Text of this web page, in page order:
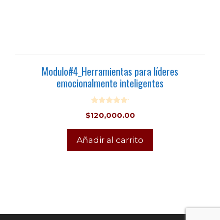
Modulo#4_Herramientas para líderes
emocionalmente inteligentes
o
t
o
f
5
$120,000.00
Añadir al carrito